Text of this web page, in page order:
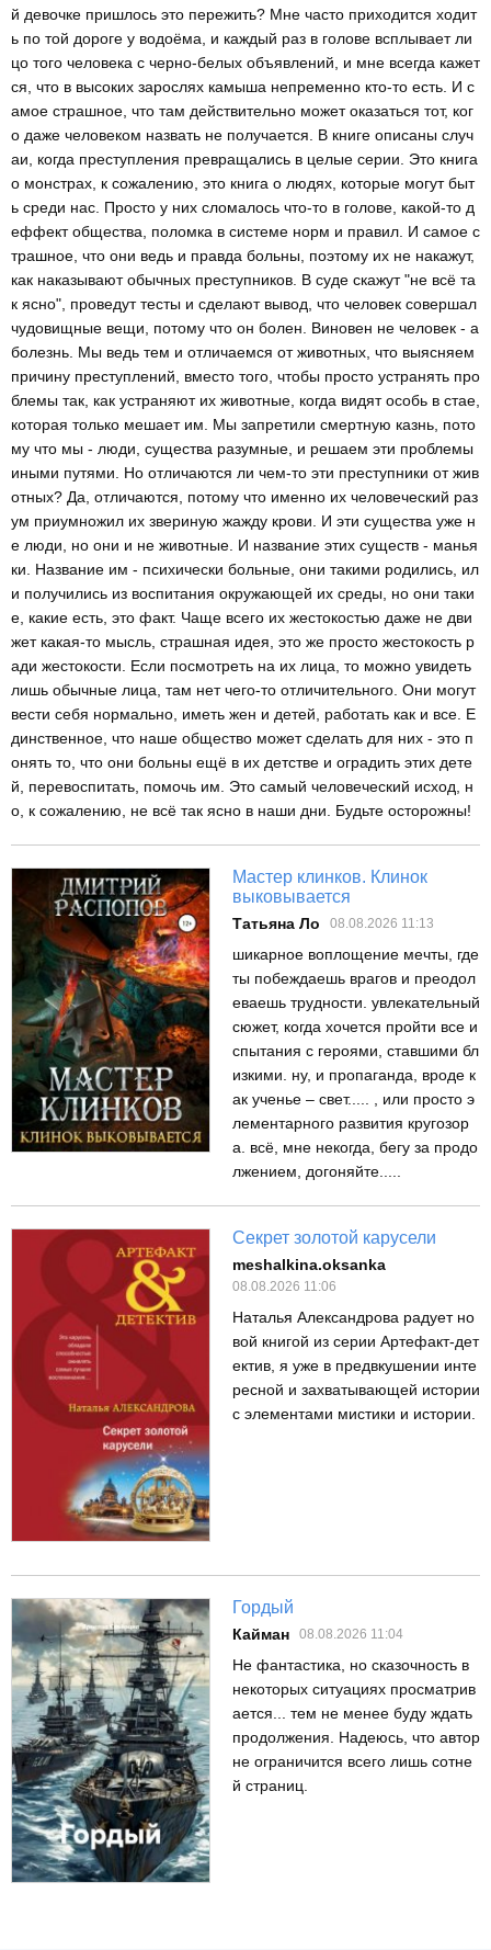
й девочке пришлось это пережить? Мне часто приходится ходит
ь по той дороге у водоёма, и каждый раз в голове всплывает ли
цо того человека с черно-белых объявлений, и мне всегда кажет
ся, что в высоких зарослях камыша непременно кто-то есть. И с
амое страшное, что там действительно может оказаться тот, ког
о даже человеком назвать не получается. В книге описаны случ
аи, когда преступления превращались в целые серии. Это книга
о монстрах, к сожалению, это книга о людях, которые могут быт
ь среди нас. Просто у них сломалось что-то в голове, какой-то д
еффект общества, поломка в системе норм и правил. И самое с
трашное, что они ведь и правда больны, поэтому их не накажут,
как наказывают обычных преступников. В суде скажут "не всё та
к ясно", проведут тесты и сделают вывод, что человек совершал
чудовищные вещи, потому что он болен. Виновен не человек - а
болезнь. Мы ведь тем и отличаемся от животных, что выясняем
причину преступлений, вместо того, чтобы просто устранять про
блемы так, как устраняют их животные, когда видят особь в стае,
которая только мешает им. Мы запретили смертную казнь, пото
му что мы - люди, существа разумные, и решаем эти проблемы
иными путями. Но отличаются ли чем-то эти преступники от жив
отных? Да, отличаются, потому что именно их человеческий раз
ум приумножил их звериную жажду крови. И эти существа уже н
е люди, но они и не животные. И название этих существ - манья
ки. Название им - психически больные, они такими родились, ил
и получились из воспитания окружающей их среды, но они таки
е, какие есть, это факт. Чаще всего их жестокостью даже не дви
жет какая-то мысль, страшная идея, это же просто жестокость р
ади жестокости. Если посмотреть на их лица, то можно увидеть
лишь обычные лица, там нет чего-то отличительного. Они могут
вести себя нормально, иметь жен и детей, работать как и все. Е
динственное, что наше общество может сделать для них - это п
онять то, что они больны ещё в их детстве и оградить этих дете
й, перевоспитать, помочь им. Это самый человеческий исход, н
о, к сожалению, не всё так ясно в наши дни. Будьте осторожны!
Мастер клинков. Клинок
выковывается
Татьяна Ло 08.08.2026 11:13
шикарное воплощение мечты, где
ты побеждаешь врагов и преодол
еваешь трудности. увлекательный
сюжет, когда хочется пройти все и
спытания с героями, ставшими бл
изкими. ну, и пропаганда, вроде к
ак ученье – свет..... , или просто э
лементарного развития кругозор
а. всё, мне некогда, бегу за продо
лжением, догоняйте.....
Секрет золотой карусели
meshalkina.oksanka
08.08.2026 11:06
Наталья Александрова радует но
вой книгой из серии Артефакт-дет
ектив, я уже в предвкушении инте
ресной и захватывающей истории
с элементами мистики и истории.
Гордый
Кайман 08.08.2026 11:04
Не фантастика, но сказочность в
некоторых ситуациях просматрив
ается... тем не менее буду ждать
продолжения. Надеюсь, что автор
не ограничится всего лишь сотне
й страниц.